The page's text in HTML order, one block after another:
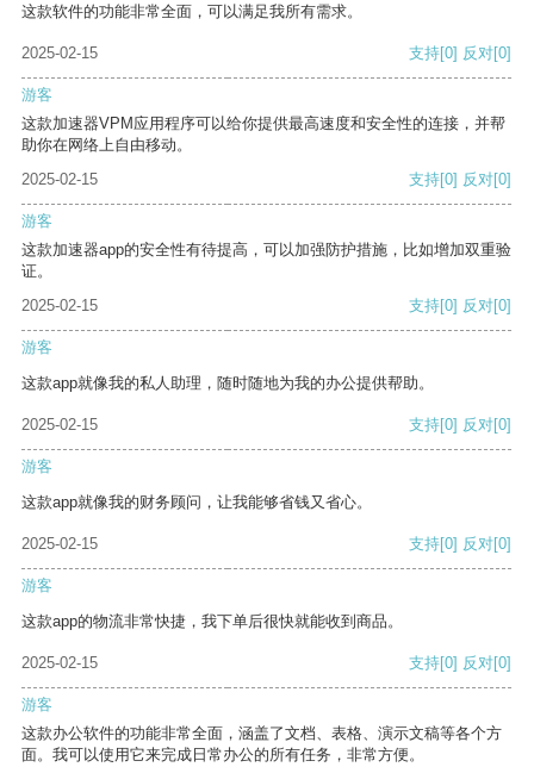
这款软件的功能非常全面，可以满足我所有需求。
2025-02-15 支持[0] 反对[0]
游客
这款加速器VPM应用程序可以给你提供最高速度和安全性的连接，并帮
助你在网络上自由移动。
2025-02-15
支持[0] 反对[0]
游客
这款加速器app的安全性有待提高，可以加强防护措施，比如增加双重验
证。
2025-02-15
支持[0] 反对[0]
游客
这款app就像我的私人助理，随时随地为我的办公提供帮助。
2025-02-15 支持[0] 反对[0]
游客
这款app就像我的财务顾问，让我能够省钱又省心。
2025-02-15 支持[0] 反对[0]
游客
这款app的物流非常快捷，我下单后很快就能收到商品。
2025-02-15 支持[0] 反对[0]
游客
这款办公软件的功能非常全面，涵盖了文档、表格、演示文稿等各个方
面。我可以使用它来完成日常办公的所有任务，非常方便。